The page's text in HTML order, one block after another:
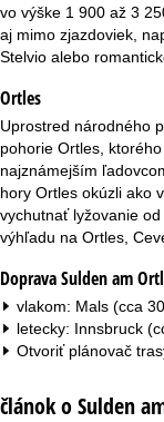
t
r
á
n
k
a
vo výške 1 900 až 3
aj mimo zjazdoviek,
Stelvio alebo
Ortles
Uprostred národného
pohorie Ortles,
najznámejším
hory Ortles okúzli ako
vychutnať lyžovanie
výhľadu na Ortles,
Doprava Sulden am
vlakom: Mals (cca
letecky: Innsbruck
Otvoriť plánovač
článok o Sulden